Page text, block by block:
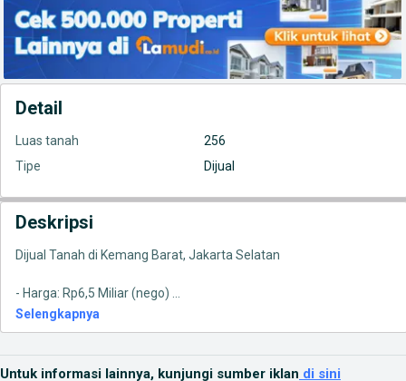
Detail
Luas tanah
256
Tipe
Dijual
Deskripsi
Dijual Tanah di Kemang Barat, Jakarta Selatan
- Harga: Rp6,5 Miliar (nego)
Selengkapnya
Untuk informasi lainnya, kunjungi sumber iklan di sini